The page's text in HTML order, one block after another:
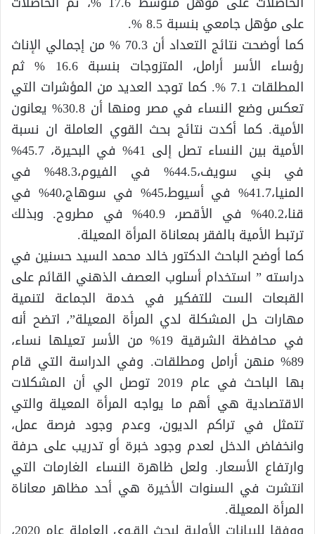
على مؤهل جامعي بنسبة 8.5 %.
كما أوضحت نتائج التعداد أن 70.3 % من إجمالي الإناث
رؤساء الأسر أرامل، المتزوجات بنسبة 16.6 % ثم
المطلقات 7.1 %. كما توجد العديد من المؤشرات التي
تعكس وضع النساء في مصر ومنها أن 30.8% يعانون
الأمية. كما أكدت نتائج بحث القوي العاملة ان نسبة
الأمية بين النساء تصل إلى 41% في البحيرة، 45.7%
في بني سويف،44.5% في الفيوم،48.3% في
المنيا،41.7% في أسيوط،45% في سوهاج،40% في
قنا،40.2% في الأقصر، 40.9% في مطروح. وبذلك
ترتبط الأمية بالفقر بمعاناة المرأة المعيلة.
كما أوضح الباحث الدكتور خالد محمد السيد حسنين في
دراسته ” استخدام أسلوب العصف الذهني القائم على
القبعات الست للتفكير في خدمة الجماعة لتنمية
مهارات حل المشكلة لدي المرأة المعيلة”، اتضح أنه
في محافظة الشرقية 19% من الأسر تعيلها نساء،
89% منهن أرامل ومطلقات. وفي الدراسة التي قام
بها الباحث في عام 2019 توصل الي أن المشكلات
الاقتصادية هي أهم ما يواجه المرأة المعيلة والتي
تتمثل في تراكم الديون، وعدم وجود فرصة عمل،
وانخفاض الدخل لعدم وجود خبرة أو تدريب على حرفة
وارتفاع الأسعار. ولعل ظاهرة النساء الغارمات التي
انتشرت في السنوات الأخيرة هي أحد مظاهر معاناة
المرأة المعيلة.